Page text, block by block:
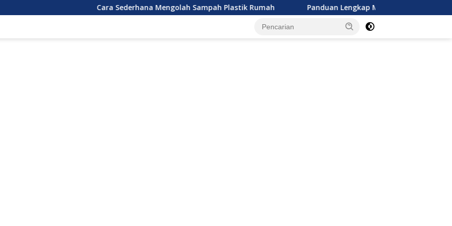
Cara Sederhana Mengolah Sampah Plastik Rumah Panduan Lengkap Memilih Asupan Nutrisi Anak